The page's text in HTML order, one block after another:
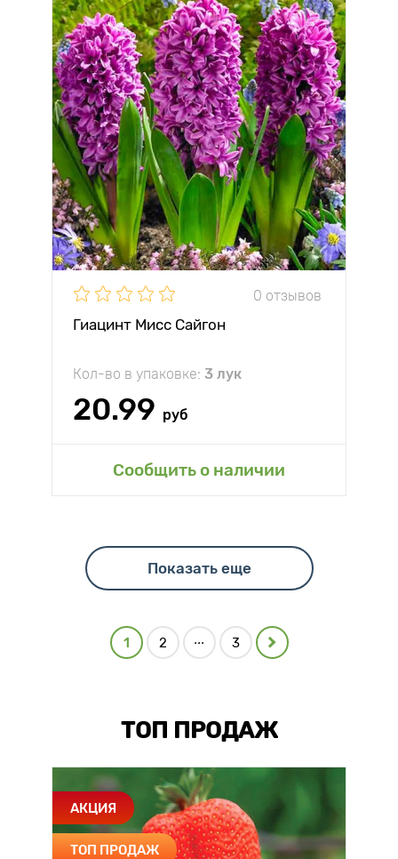
0 отзывов
Гиацинт Мисс Сайгон
Кол-во в упаковке: 3 лук
20.99 руб
Сообщить о наличии
Показать еще
1 2 ... 3
ТОП ПРОДАЖ
АКЦИЯ
ТОП ПРОДАЖ